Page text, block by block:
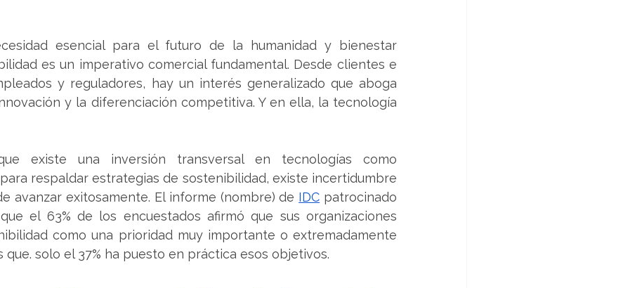
esencial para el futuro de la humanidad y bienestar
es un imperativo comercial fundamental. Desde clientes e
y reguladores, hay un interés generalizado que aboga
y la diferenciación competitiva. Y en ella, la tecnología
existe una inversión transversal en tecnologías como
respaldar estrategias de sostenibilidad, existe incertidumbre
avanzar exitosamente. El informe (nombre) de IDC patrocinado
el 63% de los encuestados afirmó que sus organizaciones
como una prioridad muy importante o extremadamente
solo el 37% ha puesto en práctica esos objetivos.